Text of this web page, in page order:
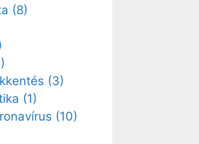
(8)
(3)
(1)
(10)